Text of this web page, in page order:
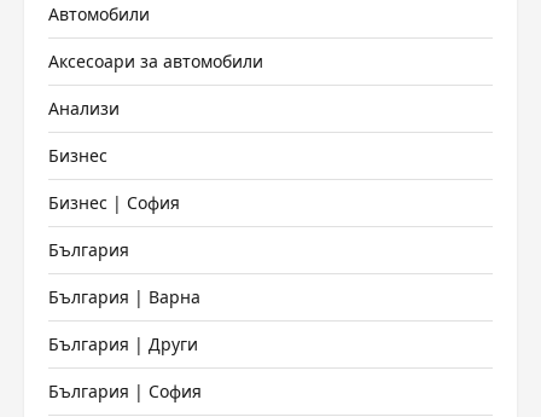
Автомобили
Аксесоари за автомобили
Анализи
Бизнес
Бизнес | София
България
България | Варна
България | Други
България | София